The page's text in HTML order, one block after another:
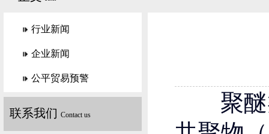
行业新闻
企业新闻
公平贸易预警
联系我们 Contact us
聚醚